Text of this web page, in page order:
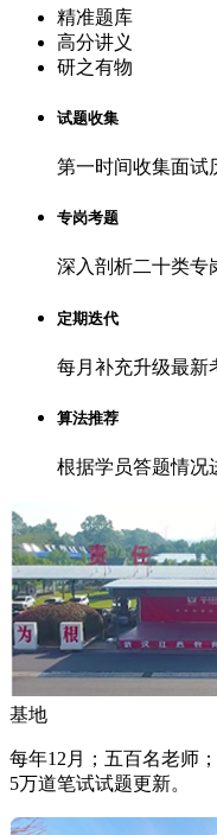
精准题库
高分讲义
研之有物
试题收集
第一时间收集面试
专岗考题
深入剖析二十类专
定期迭代
每月补充升级最新
算法推荐
根据学员答题情况
基地
每年12月；五百名老师；
5万道笔试试题更新。